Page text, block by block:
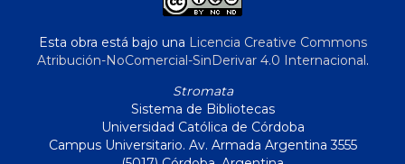
Esta obra está bajo una Licencia Creative Commons
Atribución-NoComercial-SinDerivar 4.0 Internacional.
Stromata
Sistema de Bibliotecas
Universidad Católica de Córdoba
Campus Universitario. Av. Armada Argentina 3555